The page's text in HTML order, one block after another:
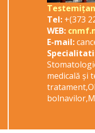
Tel: +(373
WEB:
E-mail:
medicală şi